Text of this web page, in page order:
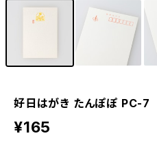
好日はがき たんぽぽ PC-7
¥165